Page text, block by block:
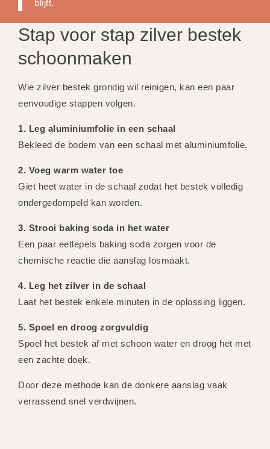
blijft.
Stap voor stap zilver bestek
schoonmaken
Wie zilver bestek grondig wil reinigen, kan een paar
eenvoudige stappen volgen.
1. Leg aluminiumfolie in een schaal
Bekleed de bodem van een schaal met aluminiumfolie.
2. Voeg warm water toe
Giet heet water in de schaal zodat het bestek volledig
ondergedompeld kan worden.
3. Strooi baking soda in het water
Een paar eetlepels baking soda zorgen voor de
chemische reactie die aanslag losmaakt.
4. Leg het zilver in de schaal
Laat het bestek enkele minuten in de oplossing liggen.
5. Spoel en droog zorgvuldig
Spoel het bestek af met schoon water en droog het met
een zachte doek.
Door deze methode kan de donkere aanslag vaak
verrassend snel verdwijnen.